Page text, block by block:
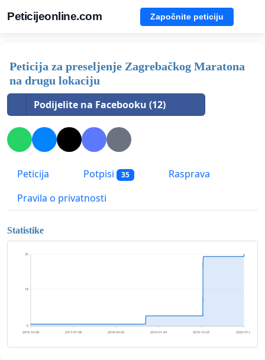
Peticijeonline.com Započnite peticiju
Peticija za preseljenje Zagrebačkog Maratona
na drugu lokaciju
Podijelite na Facebooku (12)
Peticija Potpisi 35
Rasprava
Pravila o privatnosti
Statistike
0
18
35
2016-10-08 2017-07-08 2018-04-06 2019-01-04 2019-10-03 2020-07-02